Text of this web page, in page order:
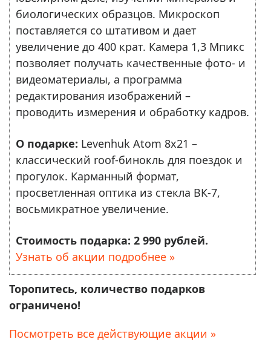
биологических образцов. Микроскоп
поставляется со штативом и дает
увеличение до 400 крат. Камера 1,3 Мпикс
позволяет получать качественные фото- и
видеоматериалы, а программа
редактирования изображений –
проводить измерения и обработку кадров.
О подарке: Levenhuk Atom 8x21 –
классический roof-бинокль для поездок и
прогулок. Карманный формат,
просветленная оптика из стекла ВК-7,
восьмикратное увеличение.
Стоимость подарка: 2 990 рублей.
Узнать об акции подробнее »
Торопитесь, количество подарков
ограничено!
Посмотреть все действующие акции »